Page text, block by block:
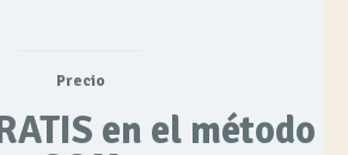
Precio
en el método